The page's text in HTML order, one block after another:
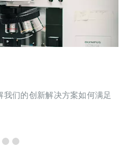
们的创新解决方案如何满足